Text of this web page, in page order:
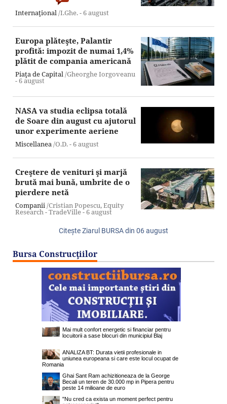
Internaţional /I.Ghe. -6 august
Europa plăteşte, Palantir
profită: impozit de numai 1,4%
plătit de compania americană
Piaţa de Capital /Gheorghe Iorgoveanu
-6 august
NASA va studia eclipsa totală
de Soare din august cu ajutorul
unor experimente aeriene
Miscellanea /O.D. -6 august
Creştere de venituri şi marjă
brută mai bună, umbrite de o
pierdere netă
Companii /Cristian Popescu, Equity
Research - TradeVille -6 august
Citeşte Ziarul BURSA din 06 august
Bursa Construcţiilor